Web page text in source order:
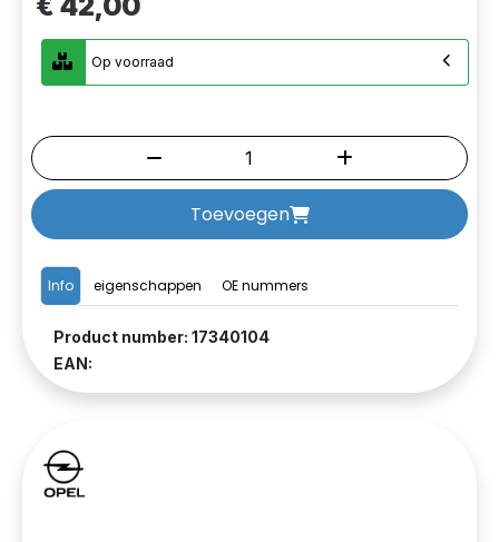
Info eigenschappen OE nummers
Product number: 17340104
EAN:
Op voorraad
Toevoegen